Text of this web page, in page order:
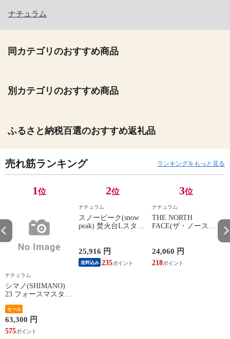
ナチュラム
同カテゴリのおすすめ商品
別カテゴリのおすすめ商品
ふるさと納税百選のおすすめ返礼品
売れ筋ランキング ランキングをもっと見る
1位
ナチュラム
シマノ(SHIMANO)
23 フォースマスター
セール
63,300 円
575
2位
ナチュラム
スノーピーク(snow
peak) 焚火台Lスター
25,916 円
送料込み 235
3位
ナチュラム
THE NORTH
FACE(ザ・ノース・
ールロケット ブラッ
ク(K) M
24,060 円
218